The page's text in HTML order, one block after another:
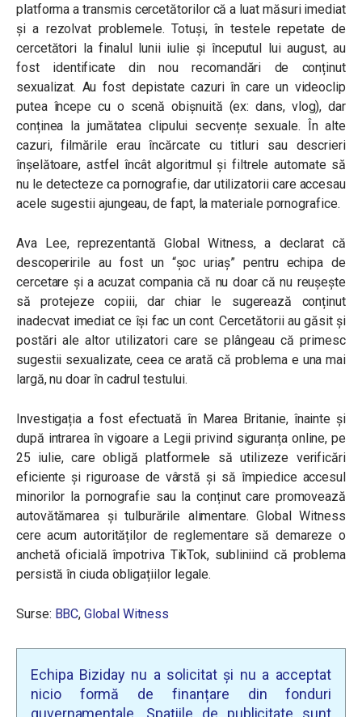
platforma a transmis cercetătorilor că a luat măsuri imediat
și a rezolvat problemele. Totuși, în testele repetate de
cercetători la finalul lunii iulie și începutul lui august, au
fost identificate din nou recomandări de conținut
sexualizat. Au fost depistate cazuri în care un videoclip
putea începe cu o scenă obișnuită (ex: dans, vlog), dar
conținea la jumătatea clipului secvențe sexuale. În alte
cazuri, filmările erau încărcate cu titluri sau descrieri
înșelătoare, astfel încât algoritmul și filtrele automate să
nu le detecteze ca pornografie, dar utilizatorii care accesau
acele sugestii ajungeau, de fapt, la materiale pornografice.
Ava Lee, reprezentantă Global Witness, a declarat că
descoperirile au fost un “șoc uriaș” pentru echipa de
cercetare și a acuzat compania că nu doar că nu reușește
să protejeze copiii, dar chiar le sugerează conținut
inadecvat imediat ce își fac un cont. Cercetătorii au găsit și
postări ale altor utilizatori care se plângeau că primesc
sugestii sexualizate, ceea ce arată că problema e una mai
largă, nu doar în cadrul testului.
Investigația a fost efectuată în Marea Britanie, înainte și
după intrarea în vigoare a Legii privind siguranța online, pe
25 iulie, care obligă platformele să utilizeze verificări
eficiente și riguroase de vârstă și să împiedice accesul
minorilor la pornografie sau la conținut care promovează
autovătămarea și tulburările alimentare. Global Witness
cere acum autorităților de reglementare să demareze o
anchetă oficială împotriva TikTok, subliniind că problema
persistă în ciuda obligațiilor legale.
Surse: BBC,Global Witness
Echipa Biziday nu a solicitat și nu a acceptat
nicio formă de finanțare din fonduri
guvernamentale. Spațiile de publicitate sunt